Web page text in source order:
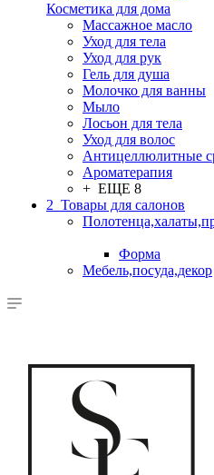
Косметика для дома
Массажное масло
Уход для тела
Уход для рук
Гель для душа
Молочко для ванны
Мыло
Лосьон для тела
Уход для волос
Антицеллюлитные
Ароматерапия
+ ЕЩЕ 8
2_Товары для салонов
Форма
Мебель,посуда,декор